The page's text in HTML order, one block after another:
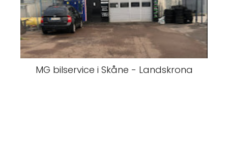
MG bilservice i Skåne - Landskrona